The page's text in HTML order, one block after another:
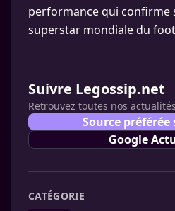
performance qui confirme
superstar mondiale du
Suivre Legossip.net
Retrouvez toutes nos
Source préférée
Google
CATÉGORIE